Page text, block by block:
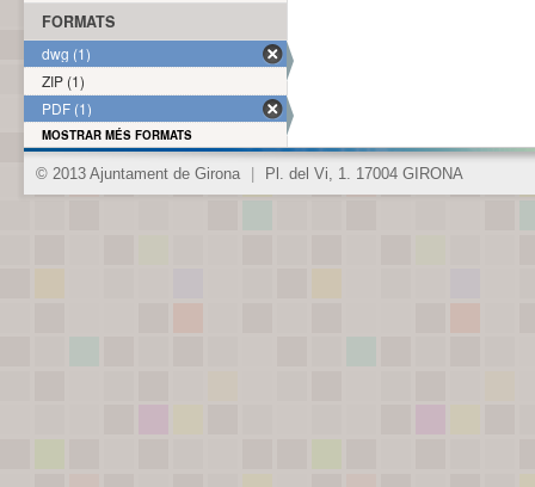
FORMATS
dwg (1)
ZIP (1)
PDF (1)
MOSTRAR MÉS FORMATS
© 2013 Ajuntament de Girona Pl. del Vi, 1. 17004 GIRONA